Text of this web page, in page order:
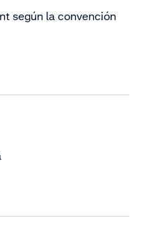
según la convención